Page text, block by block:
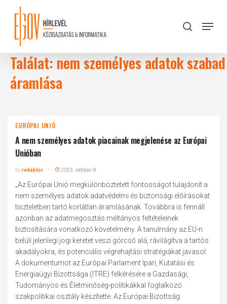
content
search
Menu
Találat: nem személyes adatok szabad
áramlása
EURÓPAI UNIÓ
A nem személyes adatok piacainak megjelenése az Európai
Unióban
byredaktor 2023. október 8.
„Az Európai Unió megkülönböztetett fontosságot tulajdonít a
nem személyes adatok adatvédelmi és biztonsági előírásokat
tiszteletben tartó korlátlan áramlásának. Továbbra is fennáll
azonban az adatmegosztás méltányos feltételeinek
biztosítására vonatkozó követelmény. A tanulmány az EU-n
belüli jelenlegi jogi keretet veszi górcső alá, rávilágítva a tartós
akadályokra, és potenciális végrehajtási stratégiákat javasol.
A dokumentumot az Európai Parlament Ipari, Kutatási és
Energiaügyi Bizottsága (ITRE) felkérésére a Gazdasági,
Tudományos és Életminőség-politikákkal foglalkozó
szakpolitikai osztály készítette. Az Európai Bizottság
Close